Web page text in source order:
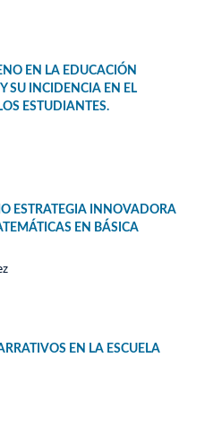
EN LA EDUCACIÓN
SU INCIDENCIA EN EL
ESTUDIANTES.
ESTRATEGIA INNOVADORA
EN BÁSICA
EN LA ESCUELA